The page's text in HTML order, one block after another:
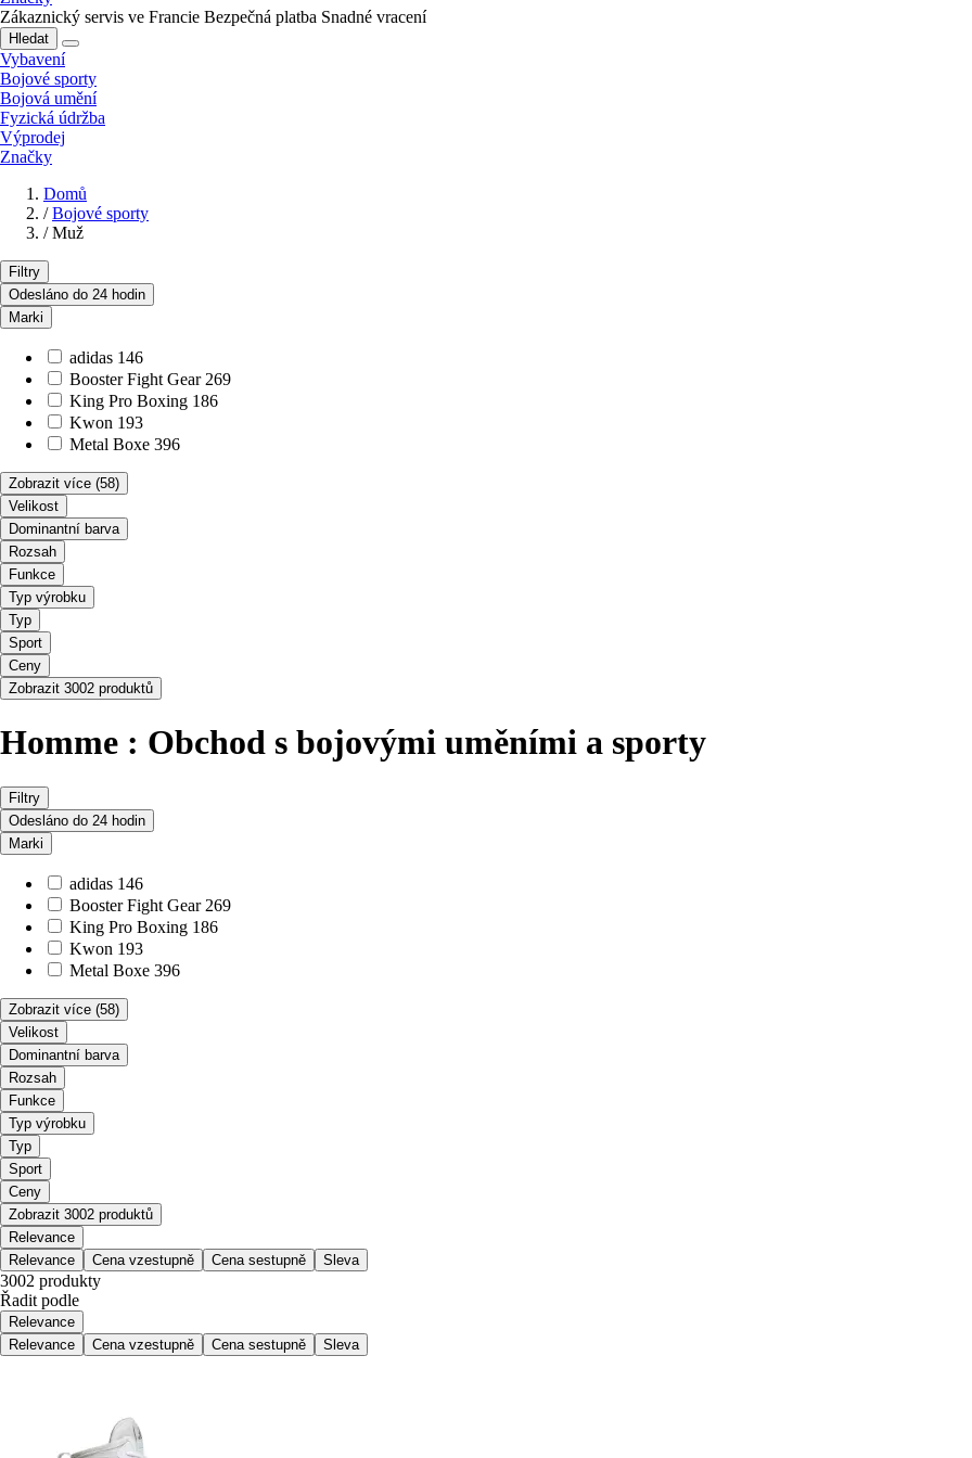
Zákaznický servis ve Francie Bezpečná platba Snadné vracení
Hledat
Vybavení
Bojové sporty
Bojová umění
Fyzická údržba
Výprodej
Značky
Domů
/ Bojové sporty
/ Muž
Filtry
Odesláno do 24 hodin
Marki
adidas 146
Booster Fight Gear 269
King Pro Boxing 186
Kwon 193
Metal Boxe 396
Zobrazit více (58)
Velikost
Dominantní barva
Rozsah
Funkce
Typ výrobku
Typ
Sport
Ceny
Zobrazit 3002 produktů
Homme : Obchod s bojovými uměními a sporty
Filtry
Odesláno do 24 hodin
Marki
adidas 146
Booster Fight Gear 269
King Pro Boxing 186
Kwon 193
Metal Boxe 396
Zobrazit více (58)
Velikost
Dominantní barva
Rozsah
Funkce
Typ výrobku
Typ
Sport
Ceny
Zobrazit 3002 produktů
Relevance
Relevance
Cena vzestupně Cena sestupně Sleva
3002 produkty
Řadit podle
Relevance
Relevance
Cena vzestupně Cena sestupně Sleva